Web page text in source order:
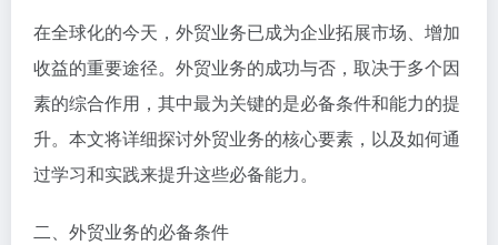
在全球化的今天，外贸业务已成为企业拓展市场、增加
收益的重要途径。外贸业务的成功与否，取决于多个因
素的综合作用，其中最为关键的是必备条件和能力的提
升。本文将详细探讨外贸业务的核心要素，以及如何通
过学习和实践来提升这些必备能力。
二、外贸业务的必备条件